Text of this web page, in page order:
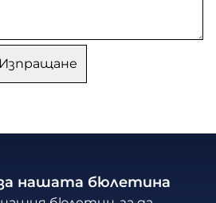
нашата бюлетина